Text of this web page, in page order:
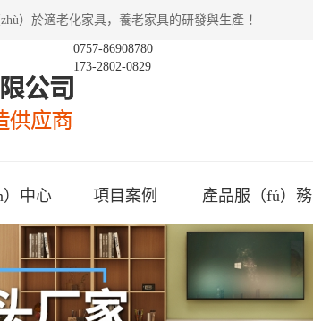
）於適老化家具，養老家具的研發與生產 ！
0757-86908780
173-2802-0829
中心 項目案例 產品服（fú）務